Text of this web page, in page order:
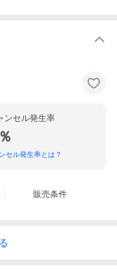
ンセル発生率
セル発生率とは？
販売条件